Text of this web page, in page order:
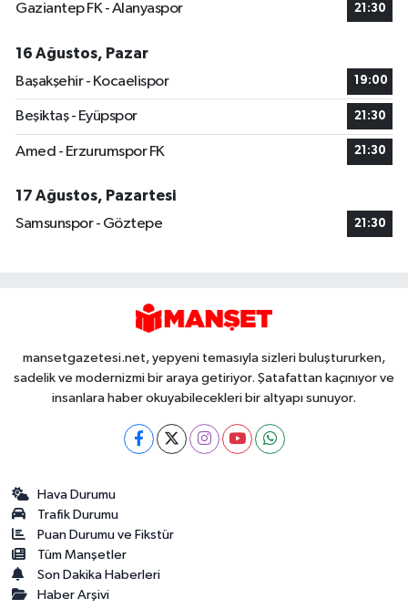
Gaziantep FK - Alanyaspor 21:30
16 Ağustos, Pazar
Başakşehir - Kocaelispor
19:00
Beşiktaş - Eyüpspor 21:30
Amed - Erzurumspor FK 21:30
17 Ağustos, Pazartesi
Samsunspor - Göztepe
21:30
mansetgazetesi.net, yepyeni temasıyla sizleri buluştururken,
sadelik ve modernizmi bir araya getiriyor. Şatafattan kaçınıyor ve
insanlara haber okuyabilecekleri bir altyapı sunuyor.
Hava Durumu
Trafik Durumu
Puan Durumu ve Fikstür
Tüm Manşetler
Son Dakika Haberleri
Haber Arşivi